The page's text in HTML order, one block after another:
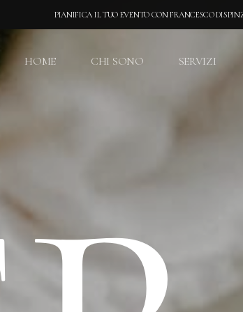
PIANIFICA IL TUO EVENTO CON FRANCESCO
HOME CHI SONO SERVIZI